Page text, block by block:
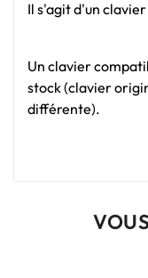
Il s'agit d'un
Un clavier
stock (clavier
différente).